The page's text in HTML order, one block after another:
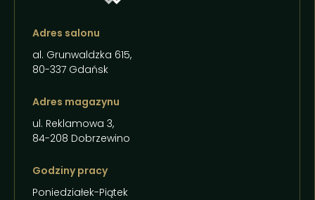
Adres salonu
al. Grunwaldzka 615,
80-337 Gdańsk
Adres magazynu
ul. Reklamowa 3,
84-208 Dobrzewino
Godziny pracy
Poniedziałek-Piątek